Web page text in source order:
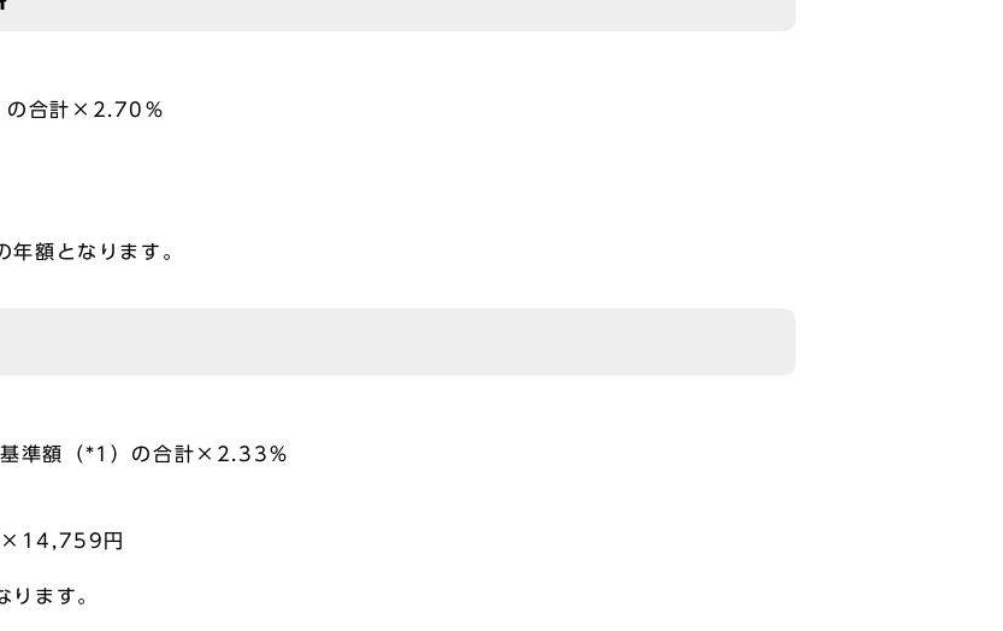
の合計×2.70％
年額となります。
準額（*1）の合計×2.33％
×14,759円
ります。